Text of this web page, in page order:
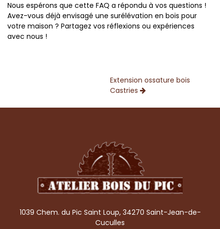
Nous espérons que cette FAQ a répondu à vos questions !
Avez-vous déjà envisagé une surélévation en bois pour
votre maison ? Partagez vos réflexions ou expériences
avec nous !
Extension ossature bois
Castries
1039 Chem. du Pic Saint Loup, 34270 Saint-Jean-de-
Cuculles